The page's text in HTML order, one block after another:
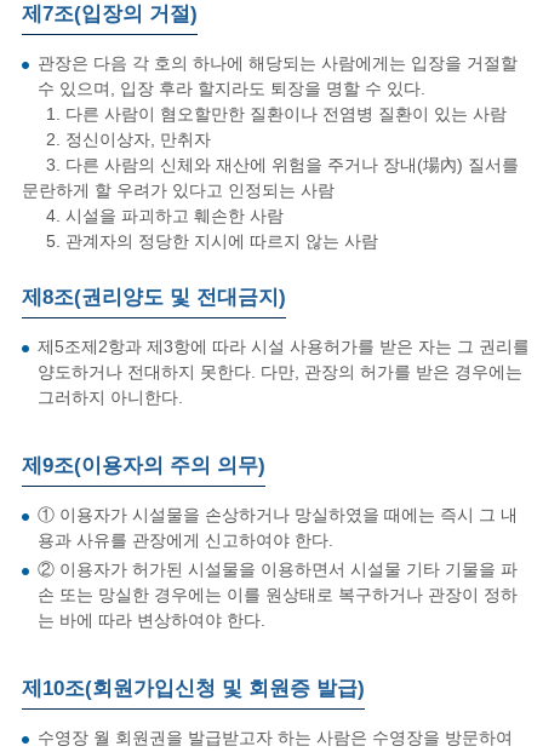
제7조(입장의 거절)
관장은 다음 각 호의 하나에 해당되는 사람에게는 입장을 거절할
수 있으며, 입장 후라 할지라도 퇴장을 명할 수 있다.
1. 다른 사람이 혐오할만한 질환이나 전염병 질환이 있는 사람
2. 정신이상자, 만취자
3. 다른 사람의 신체와 재산에 위험을 주거나 장내(場內) 질서를
문란하게 할 우려가 있다고 인정되는 사람
4. 시설을 파괴하고 훼손한 사람
5. 관계자의 정당한 지시에 따르지 않는 사람
제8조(권리양도 및 전대금지)
제5조제2항과 제3항에 따라 시설 사용허가를 받은 자는 그 권리를
양도하거나 전대하지 못한다. 다만, 관장의 허가를 받은 경우에는
그러하지 아니한다.
제9조(이용자의 주의 의무)
① 이용자가 시설물을 손상하거나 망실하였을 때에는 즉시 그 내
용과 사유를 관장에게 신고하여야 한다.
② 이용자가 허가된 시설물을 이용하면서 시설물 기타 기물을 파
손 또는 망실한 경우에는 이를 원상태로 복구하거나 관장이 정하
는 바에 따라 변상하여야 한다.
제10조(회원가입신청 및 회원증 발급)
수영장 월 회원권을 발급받고자 하는 사람은 수영장을 방문하여